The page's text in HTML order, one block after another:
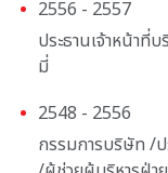
2556 - 2557
ประธานเจ้าหน้าที่
มี่
2548 - 2556
กรรมการบริษัท /ป